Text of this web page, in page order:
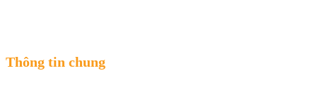
Thông tin chung